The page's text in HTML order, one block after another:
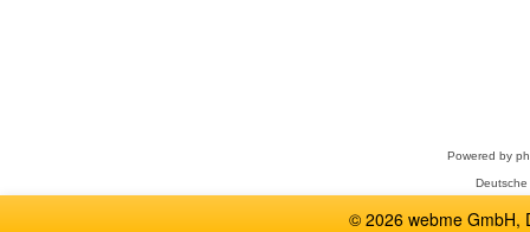
Powered by
© 2026 webme GmbH,